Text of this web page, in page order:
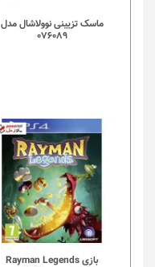
ماسک تزیینی نوولاشال مدل
076089
بازی Rayman Legends